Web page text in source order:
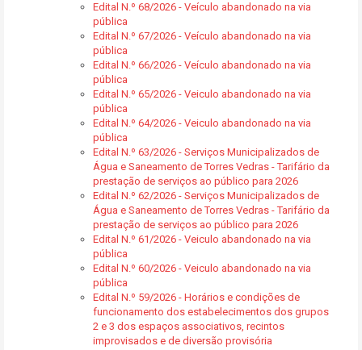
Edital N.º 68/2026 - Veículo abandonado na via
pública
Edital N.º 67/2026 - Veículo abandonado na via
pública
Edital N.º 66/2026 - Veículo abandonado na via
pública
Edital N.º 65/2026 - Veiculo abandonado na via
pública
Edital N.º 64/2026 - Veiculo abandonado na via
pública
Edital N.º 63/2026 - Serviços Municipalizados de
Água e Saneamento de Torres Vedras - Tarifário da
prestação de serviços ao público para 2026
Edital N.º 62/2026 - Serviços Municipalizados de
Água e Saneamento de Torres Vedras - Tarifário da
prestação de serviços ao público para 2026
Edital N.º 61/2026 - Veiculo abandonado na via
pública
Edital N.º 60/2026 - Veiculo abandonado na via
pública
Edital N.º 59/2026 - Horários e condições de
funcionamento dos estabelecimentos dos grupos
2 e 3 dos espaços associativos, recintos
improvisados e de diversão provisória